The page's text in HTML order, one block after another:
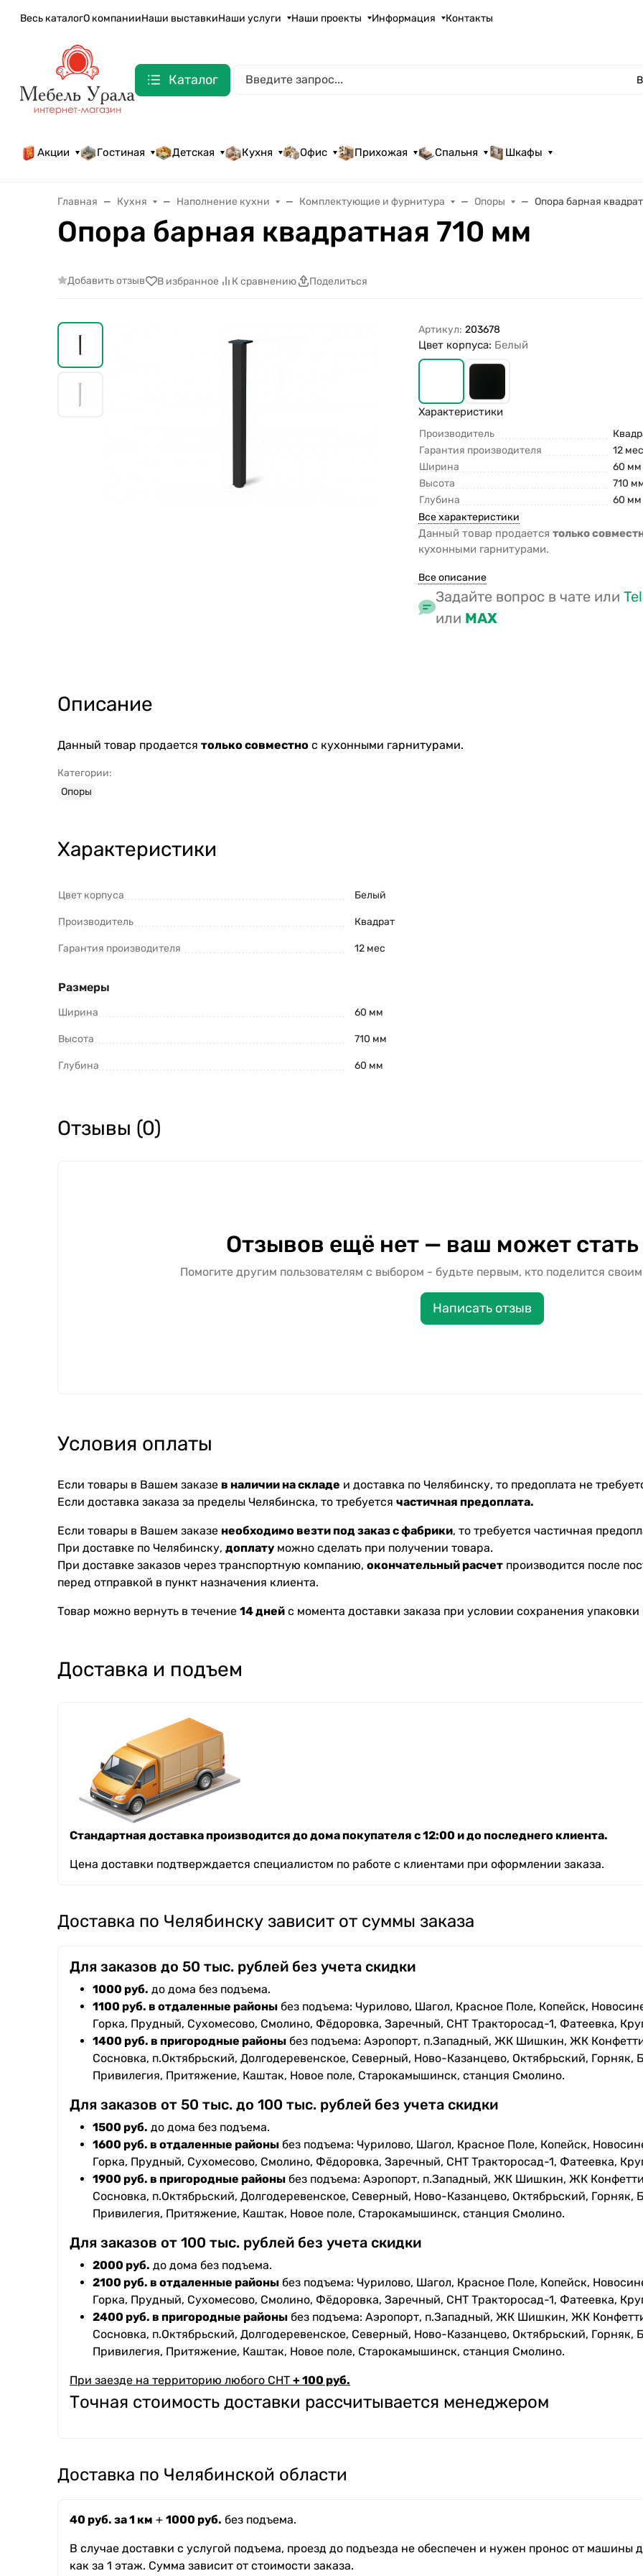
Весь каталогО компанииНаши выставкиНаши услуги Наши проекты Информация Контакты
Каталог
Акции Гостиная Детская Кухня Офис Прихожая Спальня Шкафы
Главная Кухня Наполнение кухни Комплектующие и фурнитура Опоры Опора барная
Опора барная квадратная 710 мм
Добавить отзыв В избранное К сравнению Поделиться
Артикул: 203678
Цвет корпуса: Белый
Характеристики
Производитель
Гарантия производителя
12 мес
Ширина
60 мм
Высота
710
Глубина
60 мм
Все характеристики
Данный товар продаетсятолько
кухонными гарнитурами.
Все описание
Задайте вопрос в чате или
или MAX
Описание
Данный товар продается только совместно с кухонными гарнитурами.
Категории:
Опоры
Характеристики
Цвет корпуса Белый
Производитель Квадрат
Гарантия производителя 12 мес
Размеры
Ширина 60 мм
Высота 710 мм
Глубина 60 мм
Отзывы (0)
Отзывов ещё нет — ваш может
Помогите другим пользователям с выбором - будьте первым, кто поделится
Написать отзыв
Условия оплаты
Если товары в Вашем заказе в наличии на складе и доставка по Челябинску, то предоплата не
Если доставка заказа за пределы Челябинска, то требуется частичная предоплата.
Если товары в Вашем заказе необходимо везти под заказ с фабрики, то требуется частичная
При доставке по Челябинску, доплату можно сделать при получении товара.
При доставке заказов через транспортную компанию, окончательный расчет производится после
перед отправкой в пункт назначения клиента.
Товар можно вернуть в течение 14 дней с момента доставки заказа при условии сохранения
Доставка и подъем
Стандартная доставка производится до дома покупателя с 12:00 и до последнего клиента.
Цена доставки подтверждается специалистом по работе с клиентами при оформлении заказа.
Доставка по Челябинску зависит от суммы заказа
Для заказов до 50 тыс. рублей без учета скидки
1000 руб. до дома без подъема.
1100 руб. в отдаленные районы без подъема: Чурилово, Шагол, Красное Поле, Копейск,
Горка, Прудный, Сухомесово, Смолино, Фёдоровка, Заречный, СНТ Тракторосад-1, Фатеевка,
1400 руб. в пригородные районы без подъема: Аэропорт, п.Западный, ЖК Шишкин, ЖК
Сосновка, п.Октябрьский, Долгодеревенское, Северный, Ново-Казанцево, Октябрьский, Горняк,
Привилегия, Притяжение, Каштак, Новое поле, Старокамышинск, станция Смолино.
Для заказов от 50 тыс. до 100 тыс. рублей без учета скидки
1500 руб. до дома без подъема.
1600 руб. в отдаленные районы без подъема: Чурилово, Шагол, Красное Поле, Копейск,
Горка, Прудный, Сухомесово, Смолино, Фёдоровка, Заречный, СНТ Тракторосад-1, Фатеевка,
1900 руб. в пригородные районы без подъема: Аэропорт, п.Западный, ЖК Шишкин, ЖК
Сосновка, п.Октябрьский, Долгодеревенское, Северный, Ново-Казанцево, Октябрьский, Горняк,
Привилегия, Притяжение, Каштак, Новое поле, Старокамышинск, станция Смолино.
Для заказов от 100 тыс. рублей без учета скидки
2000 руб. до дома без подъема.
2100 руб. в отдаленные районы без подъема: Чурилово, Шагол, Красное Поле, Копейск,
Горка, Прудный, Сухомесово, Смолино, Фёдоровка, Заречный, СНТ Тракторосад-1, Фатеевка,
2400 руб. в пригородные районы без подъема: Аэропорт, п.Западный, ЖК Шишкин, ЖК
Сосновка, п.Октябрьский, Долгодеревенское, Северный, Ново-Казанцево, Октябрьский, Горняк,
Привилегия, Притяжение, Каштак, Новое поле, Старокамышинск, станция Смолино.
При заезде на территорию любого СНТ + 100 руб.
Точная стоимость доставки рассчитывается менеджером
Доставка по Челябинской области
40 руб. за 1 км + 1000 руб. без подъема.
В случае доставки с услугой подъема, проезд до подъезда не обеспечен и нужен пронос от машины
как за 1 этаж. Сумма зависит от стоимости заказа.